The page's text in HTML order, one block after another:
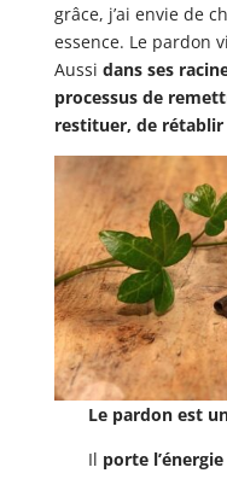
grâce, j’ai envie de
essence. Le pardon
Aussi dans ses
processus de
restituer, de
Le pardon est
Il porte